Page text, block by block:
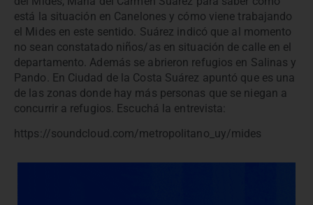
está la situación en Canelones y cómo viene trabajando
el Mides en este sentido. Suárez indicó que al momento
no sean constatado niños/as en situación de calle en el
departamento. Además se abrieron refugios en Salinas y
Pando. En Ciudad de la Costa Suárez apuntó que es una
de las zonas donde hay más personas que se niegan a
concurrir a refugios. Escuchá la entrevista:
https://soundcloud.com/metropolitano_uy/mides